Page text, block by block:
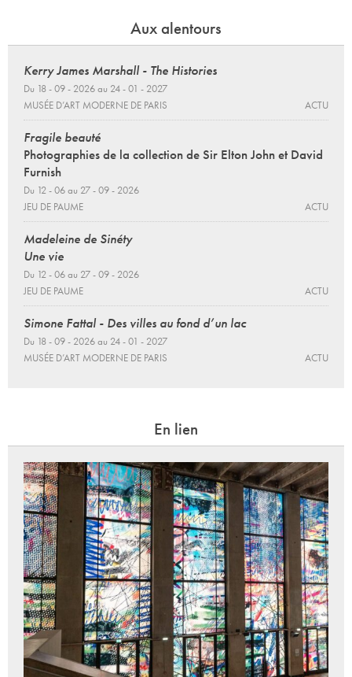
Aux alentours
Kerry James Marshall - The Histories
Du 18 - 09 - 2026 au 24 - 01 - 2027
MUSÉE D’ART MODERNE DE PARIS
ACTU
Fragile beauté
Photographies de la collection de Sir Elton John et David
Furnish
Du 12 - 06 au 27 - 09 - 2026
JEU DE PAUME
ACTU
Madeleine de Sinéty
Une vie
Du 12 - 06 au 27 - 09 - 2026
JEU DE PAUME
ACTU
Simone Fattal - Des villes au fond d’un lac
Du 18 - 09 - 2026 au 24 - 01 - 2027
MUSÉE D’ART MODERNE DE PARIS
ACTU
En lien